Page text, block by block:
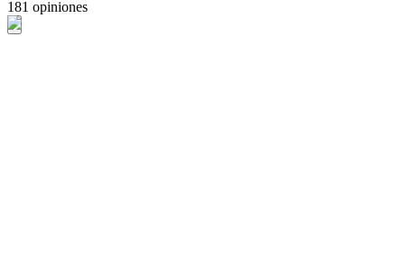
181 opiniones